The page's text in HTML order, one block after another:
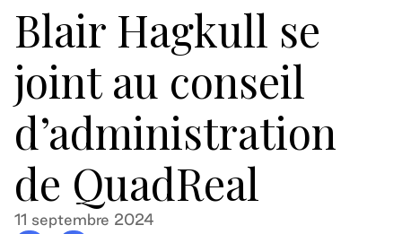
Blair Hagkull se
joint au conseil
d’administration
de QuadReal
11 septembre 2024